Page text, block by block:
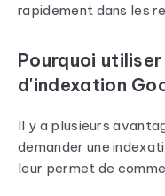
rapidement dans les
Pourquoi
d'indexation
Il y a plusieurs
demander une
leur permet de